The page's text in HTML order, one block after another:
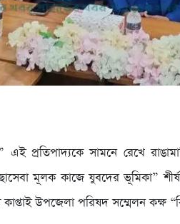
প্রতিপাদ্যকে সামনে রেখে
মূলক কাজে যুবদের ভূমিকা”
উপজেলা পরিষদ সম্মেলন কক্ষ